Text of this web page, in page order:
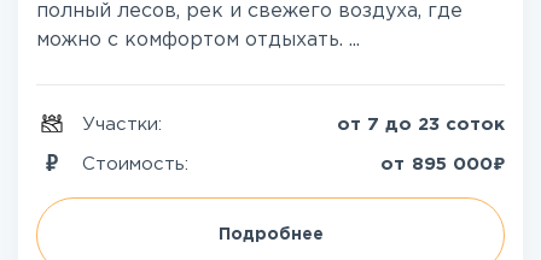
полный лесов, рек и свежего воздуха, где
можно с комфортом отдыхать. ...
Участки: от 7 до 23 соток
Стоимость: от 895 000₽
Подробнее